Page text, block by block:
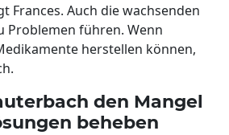
Frances. Auch die wachsenden
Problemen führen. Wenn
herstellen können,
den Mangel
beheben